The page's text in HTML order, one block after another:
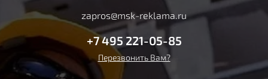
zapros@msk-reklama.ru
+7 495 221-05-85
Перезвонить Вам?